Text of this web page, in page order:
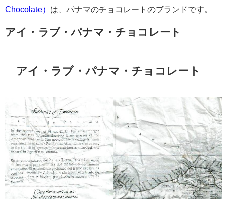
Chocolate） は、パナマのチョコレートのブランドです。
アイ・ラブ・パナマ・チョコレート
アイ・ラブ・パナマ・チョコレート